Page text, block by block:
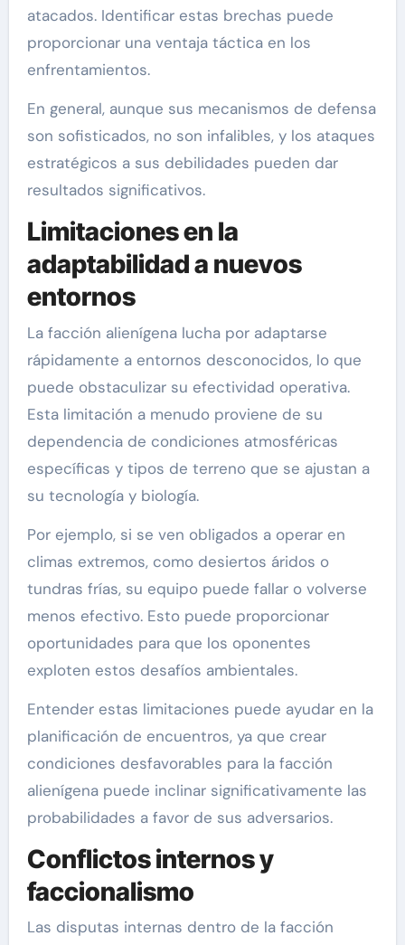
atacados. Identificar estas brechas puede
proporcionar una ventaja táctica en los
enfrentamientos.
En general, aunque sus mecanismos de defensa
son sofisticados, no son infalibles, y los ataques
estratégicos a sus debilidades pueden dar
resultados significativos.
Limitaciones en la
adaptabilidad a nuevos
entornos
La facción alienígena lucha por adaptarse
rápidamente a entornos desconocidos, lo que
puede obstaculizar su efectividad operativa.
Esta limitación a menudo proviene de su
dependencia de condiciones atmosféricas
específicas y tipos de terreno que se ajustan a
su tecnología y biología.
Por ejemplo, si se ven obligados a operar en
climas extremos, como desiertos áridos o
tundras frías, su equipo puede fallar o volverse
menos efectivo. Esto puede proporcionar
oportunidades para que los oponentes
exploten estos desafíos ambientales.
Entender estas limitaciones puede ayudar en la
planificación de encuentros, ya que crear
condiciones desfavorables para la facción
alienígena puede inclinar significativamente las
probabilidades a favor de sus adversarios.
Conflictos internos y
faccionalismo
Las disputas internas dentro de la facción